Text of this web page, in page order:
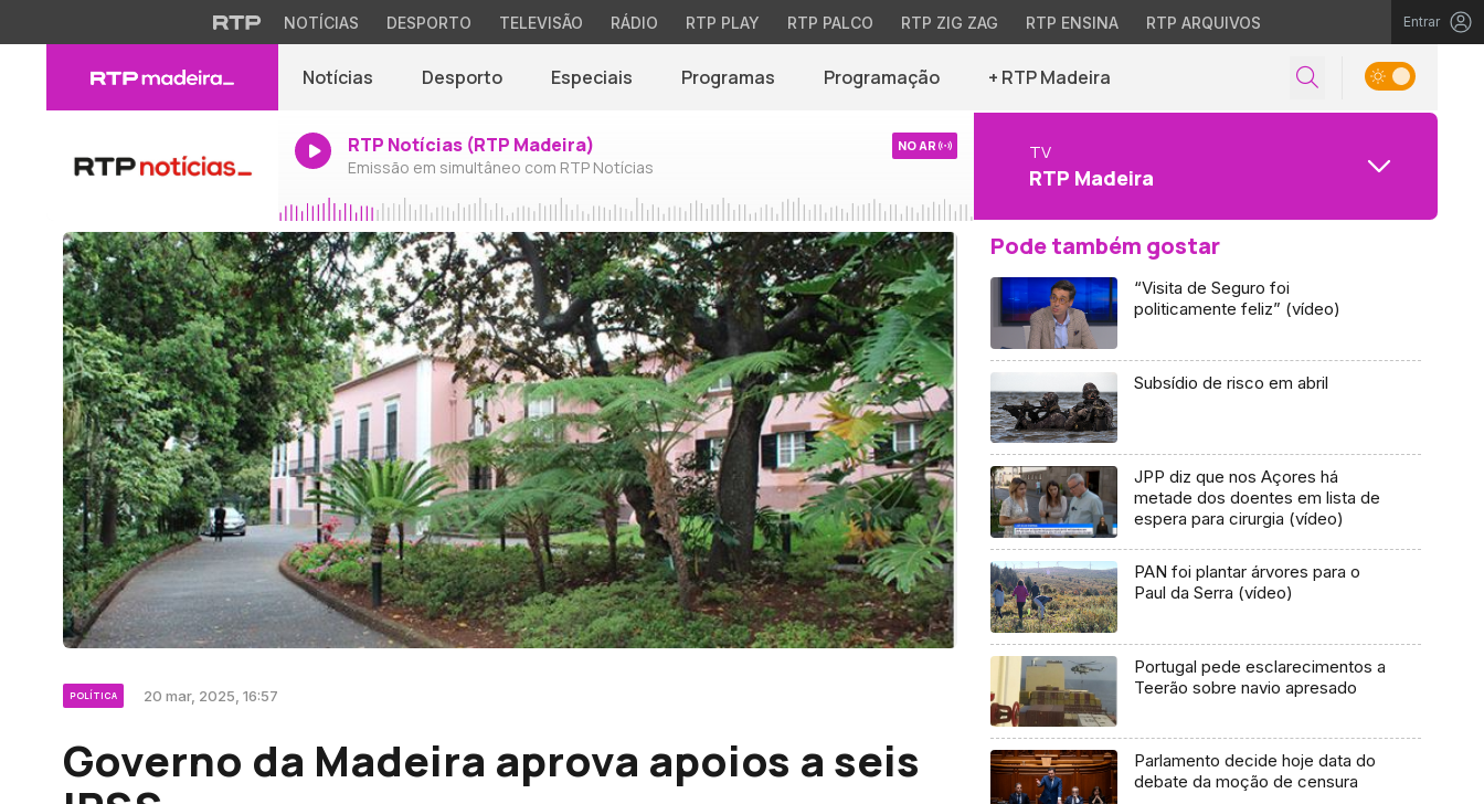
NOTÍCIAS DESPORTO TELEVISÃO RÁDIO RTP PLAY RTP PALCO RTP ZIG ZAG RTP ENSINA RTP ARQUIVOS Entrar
Notícias Desporto Especiais Programas Programação + RTP Madeira
RTP Notícias (RTP Madeira)
Emissão em simultâneo com RTP Notícias
NO AR TV
RTP Madeira
POLÍTICA 20 mar, 2025, 16:57
Governo da Madeira aprova apoios a seis
Pode também gostar
“Visita de Seguro foi
politicamente feliz” (vídeo)
Subsídio de risco em abril
JPP diz que nos Açores há
metade dos doentes em lista de
espera para cirurgia (vídeo)
PAN foi plantar árvores para o
Paul da Serra (vídeo)
Portugal pede esclarecimentos a
Teerão sobre navio apresado
Parlamento decide hoje data do
debate da moção de censura